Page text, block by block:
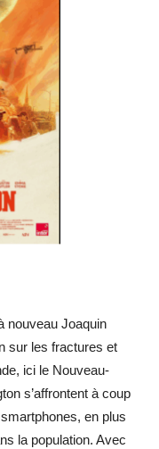
nouveau Joaquin
sur les fractures et
ici le Nouveau-
s’affrontent à coup
en plus
la population. Avec